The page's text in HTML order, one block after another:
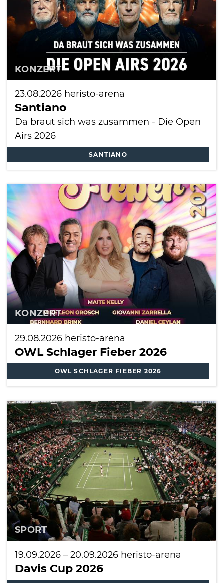
KONZERT
23.08.2026 heristo-arena
Santiano
Da braut sich was zusammen - Die Open
Airs 2026
SANTIANO
KONZERT
29.08.2026 heristo-arena
OWL Schlager Fieber 2026
OWL SCHLAGER FIEBER 2026
SPORT
19.09.2026 – 20.09.2026 heristo-arena
Davis Cup 2026